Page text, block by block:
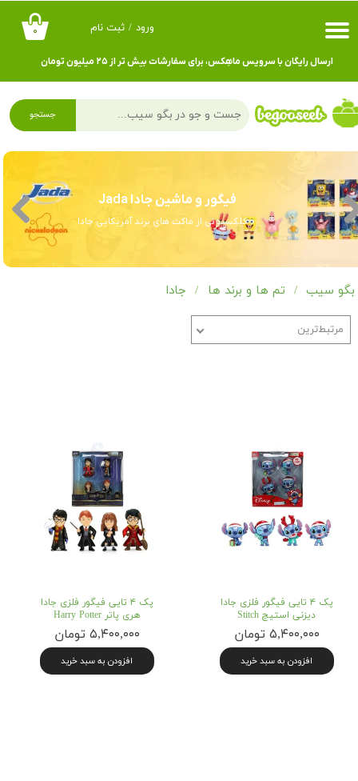
۰ ورود / ثبت نام
حساب کاربری من
تغییر گذر واژه
سفارشات
ارسال رایگان با سرویس ماهِکس، برای سفارشات بیش تر از ۲۵ میلیون تومان
جستجو
فیگور و ماشین جادا Jada
کلکسیونی از ماکت های برند آمریکایی جادا
بگو سیب تم ها و برند ها جادا
مرتبط‌ترین
پک ۴ تایی فیگور فلزی جادا
دیزنی استیچ Stitch
۵,۴۰۰,۰۰۰ تومان
افزودن به سبد خرید
پک ۴ تایی فیگور فلزی جادا
هری پاتر Harry Potter
۵,۴۰۰,۰۰۰ تومان
افزودن به سبد خرید